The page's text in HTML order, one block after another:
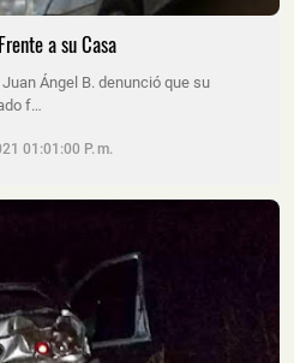
a su Casa
Ángel B. denunció que su
f…
01:01:00 P. M.